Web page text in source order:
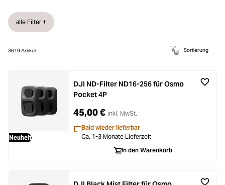
Objektive
Loading...
Video & Drohnen
Loading...
Stative & Gimbals
Loading...
Taschen
Loading...
Loading...
3619Artikel Sortierung
alle Filter +
Neuheit
DJI ND-Filter ND16-256 für Osmo
Pocket 4P
45,00 € inkl. MwSt.
Bald wieder lieferbar
Ca. 1-3 Monate Lieferzeit
In den Warenkorb